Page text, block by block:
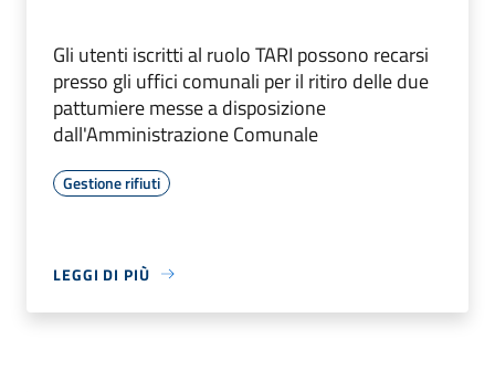
Gli utenti iscritti al ruolo TARI possono recarsi
presso gli uffici comunali per il ritiro delle due
pattumiere messe a disposizione
dall'Amministrazione Comunale
Gestione rifiuti
LEGGI DI PIÙ